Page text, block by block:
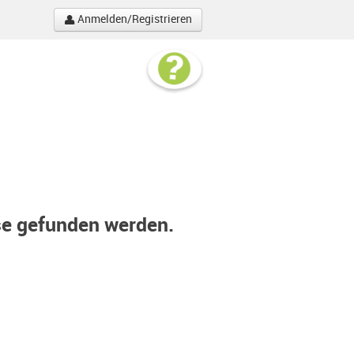
Anmelden/Registrieren
gefunden werden.